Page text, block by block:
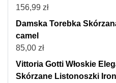
156,99 zł
Damska Torebka
camel
85,00 zł
Vittoria Gotti Włoskie
Skórzane Listonoszki